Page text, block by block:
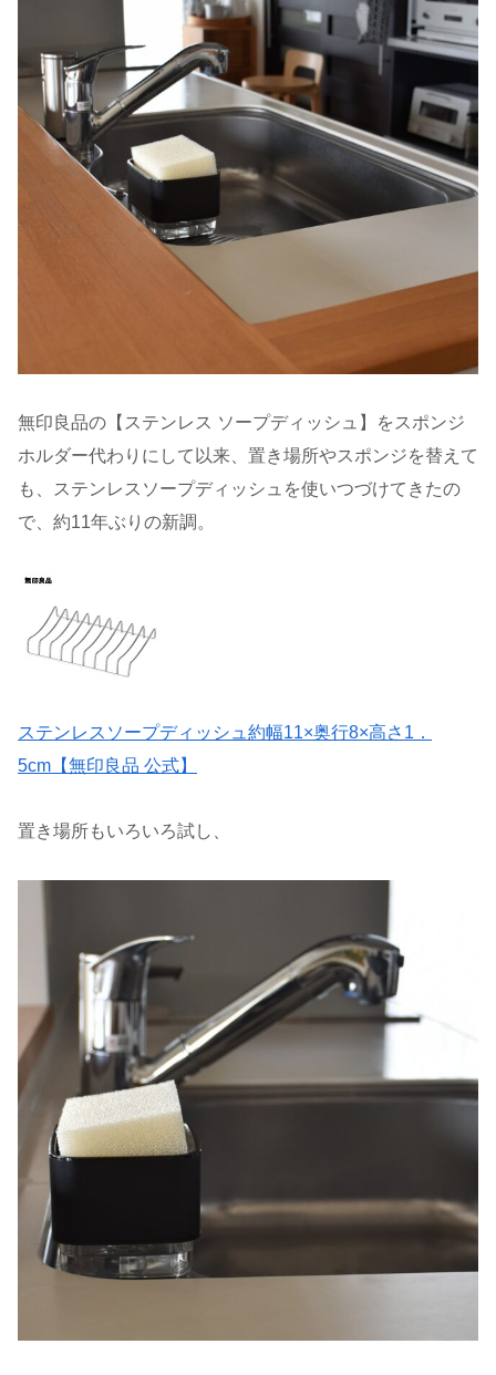
無印良品の【ステンレス ソープディッシュ】をスポンジ
ホルダー代わりにして以来、置き場所やスポンジを替えて
も、ステンレスソープディッシュを使いつづけてきたの
で、約11年ぶりの新調。
ステンレスソープディッシュ約幅11×奥行8×高さ1．
5cm【無印良品 公式】
置き場所もいろいろ試し、